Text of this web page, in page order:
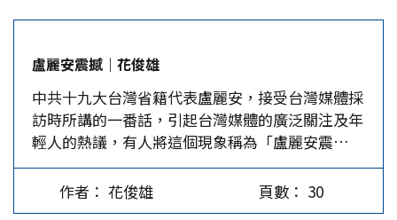
員，能夠以有效的作為顯示領導人的特質？其三，
在東亞，目前朝核、台灣、印度三熱點並存，在風
險極高的條件下，民進黨在亞太區域安全問題上躍
躍欲試，目的究竟是什麼？ 民進黨政治正確將泡
沫化…
的指導意義。 第一，反獨與促統並進。也就是，
在堅決反獨的同時，把促統提上重要工作議程，實
施 「雙軌並進」。一軌是針對民進黨，堅決反對
其搞台獨；另一軌針對台灣民眾，通過融合發展促
使其與大陸走向統一，這是習近平對台思想中「兩
手抓」的重要體現。堅持在促統中反獨、在反獨中
促統，是十九大報告涉台論述的鮮明特點。…
盧麗安震撼｜花俊雄
中共十九大台灣省籍代表盧麗安，接受台灣媒體採
訪時所講的一番話，引起台灣媒體的廣泛關注及年
輕人的熱議，有人將這個現象稱為「盧麗安震
盪」。之所以如此，除了她所傳遞的資訊之外，更
因為她是正港的台灣人。 盧麗安於1968年出生在
台灣高雄，畢業於高雄女中和政治大學。1991年9
作者： 花俊雄 頁數： 30